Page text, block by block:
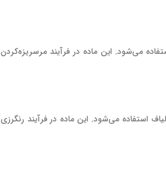
می‌شود. این ماده در فرآیند مرسریزه‌کردن
استفاده می‌شود. این ماده در فرآیند رنگرزی